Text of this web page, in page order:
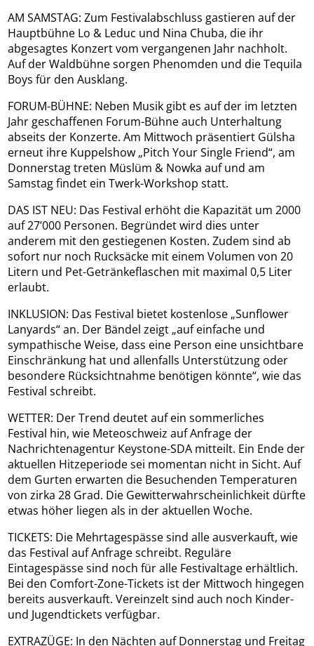
AM SAMSTAG: Zum Festivalabschluss gastieren auf der
Hauptbühne Lo & Leduc und Nina Chuba, die ihr
abgesagtes Konzert vom vergangenen Jahr nachholt.
Auf der Waldbühne sorgen Phenomden und die Tequila
Boys für den Ausklang.
FORUM-BÜHNE: Neben Musik gibt es auf der im letzten
Jahr geschaffenen Forum-Bühne auch Unterhaltung
abseits der Konzerte. Am Mittwoch präsentiert Gülsha
erneut ihre Kuppelshow „Pitch Your Single Friend“, am
Donnerstag treten Müslüm & Nowka auf und am
Samstag findet ein Twerk-Workshop statt.
DAS IST NEU: Das Festival erhöht die Kapazität um 2000
auf 27’000 Personen. Begründet wird dies unter
anderem mit den gestiegenen Kosten. Zudem sind ab
sofort nur noch Rucksäcke mit einem Volumen von 20
Litern und Pet-Getränkeflaschen mit maximal 0,5 Liter
erlaubt.
INKLUSION: Das Festival bietet kostenlose „Sunflower
Lanyards“ an. Der Bändel zeigt „auf einfache und
sympathische Weise, dass eine Person eine unsichtbare
Einschränkung hat und allenfalls Unterstützung oder
besondere Rücksichtnahme benötigen könnte“, wie das
Festival schreibt.
WETTER: Der Trend deutet auf ein sommerliches
Festival hin, wie Meteoschweiz auf Anfrage der
Nachrichtenagentur Keystone-SDA mitteilt. Ein Ende der
aktuellen Hitzeperiode sei momentan nicht in Sicht. Auf
dem Gurten erwarten die Besuchenden Temperaturen
von zirka 28 Grad. Die Gewitterwahrscheinlichkeit dürfte
etwas höher liegen als in der aktuellen Woche.
TICKETS: Die Mehrtagespässe sind alle ausverkauft, wie
das Festival auf Anfrage schreibt. Reguläre
Eintagespässe sind noch für alle Festivaltage erhältlich.
Bei den Comfort-Zone-Tickets ist der Mittwoch hingegen
bereits ausverkauft. Vereinzelt sind auch noch Kinder-
und Jugendtickets verfügbar.
EXTRAZÜGE: In den Nächten auf Donnerstag und Freitag